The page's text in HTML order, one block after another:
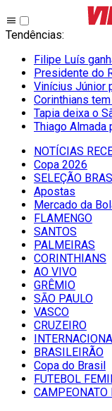
Tendências:
Filipe Luís
Presidente do
Vinícius Júnior
Corinthians
Tapia deixa o
Thiago Almada
NOTÍCIAS
Copa 2026
SELEÇÃO
Apostas
Mercado da
FLAMENGO
SANTOS
PALMEIRAS
CORINTHIANS
AO VIVO
GRÊMIO
SĀO PAULO
VASCO
CRUZEIRO
BRASILEIRÃO
Copa do Brasil
FUTEBOL
CAMPEONATO